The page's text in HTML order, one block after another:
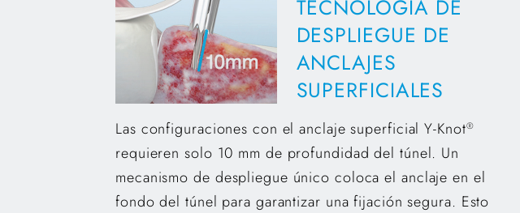
TECNOLOGÍA DE
DESPLIEGUE DE
ANCLAJES
SUPERFICIALES
Las configuraciones con el anclaje superficial Y-Knot®
requieren solo 10 mm de profundidad del túnel. Un
mecanismo de despliegue único coloca el anclaje en el
fondo del túnel para garantizar una fijación segura. Esto